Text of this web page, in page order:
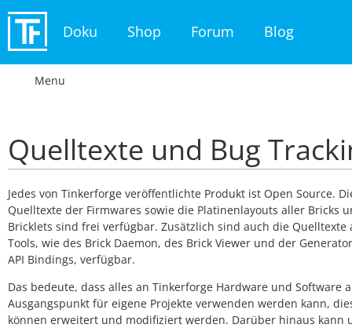
Doku Shop Forum Blog
Menu
Quelltexte und Bug
Jedes von Tinkerforge veröffentlichte Produkt ist Open Source.
Quelltexte der Firmwares sowie die Platinenlayouts aller Bricks
Bricklets sind frei verfügbar. Zusätzlich sind auch die Quelltexte
Tools, wie des Brick Daemon, des Brick Viewer und der
API Bindings, verfügbar.
Das bedeute, dass alles an Tinkerforge Hardware und Software
Ausgangspunkt für eigene Projekte verwenden werden kann,
können erweitert und modifiziert werden. Darüber hinaus kann